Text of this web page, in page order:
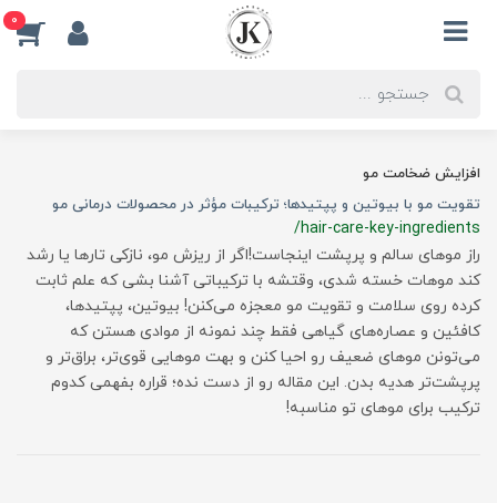
0
افزایش ضخامت مو
تقویت مو با بیوتین و پپتیدها؛ ترکیبات مؤثر در محصولات درمانی مو
/hair-care-key-ingredients
راز موهای سالم و پرپشت اینجاست!اگر از ریزش مو، نازکی تارها یا رشد
کند موهات خسته شدی، وقتشه با ترکیباتی آشنا بشی که علم ثابت
کرده روی سلامت و تقویت مو معجزه می‌کنن! بیوتین، پپتیدها،
کافئین و عصاره‌های گیاهی فقط چند نمونه از موادی هستن که
می‌تونن موهای ضعیف رو احیا کنن و بهت موهایی قوی‌تر، براق‌تر و
پرپشت‌تر هدیه بدن. این مقاله رو از دست نده؛ قراره بفهمی کدوم
ترکیب برای موهای تو مناسبه!